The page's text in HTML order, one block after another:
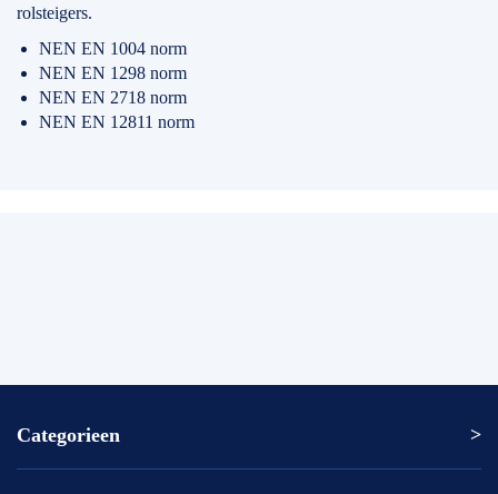
rolsteigers.
NEN EN 1004 norm
NEN EN 1298 norm
NEN EN 2718 norm
NEN EN 12811 norm
Categorieen